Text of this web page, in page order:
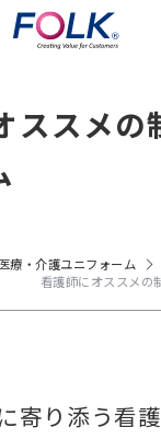
ススメの
医療・介護ユニフォーム
看護師にオススメの
寄り添う看護